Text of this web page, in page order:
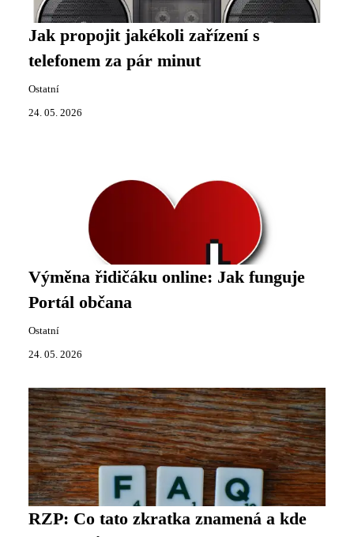
Jak propojit jakékoli zařízení s
telefonem za pár minut
Ostatní
24. 05. 2026
Výměna řidičáku online: Jak funguje
Portál občana
Ostatní
24. 05. 2026
RZP: Co tato zkratka znamená a kde